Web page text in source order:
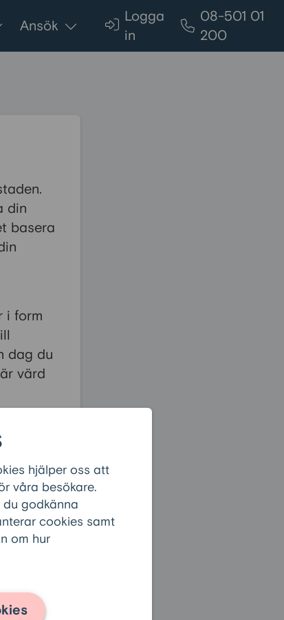
hjälper oss att
våra besökare.
du godkänna
cookies samt
om hur
Ansök
Logga
in
08-501 01
200
din
basera
i form
dag du
värd
: